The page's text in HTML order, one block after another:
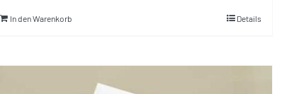
In den Warenkorb Details